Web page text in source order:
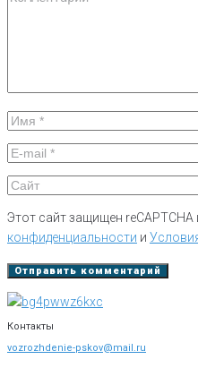
Этот сайт защищен
конфиденциальности и
Контакты
vozrozhdenie-pskov@mail.ru